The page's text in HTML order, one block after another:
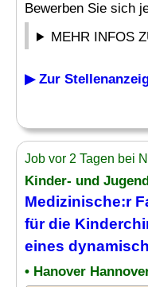
Bewerben Sie sich
MEHR INFOS
▶ Zur
Job vor 2 Tagen bei
Kinder- und
Medizinische:r
für die
eines
• Hanover